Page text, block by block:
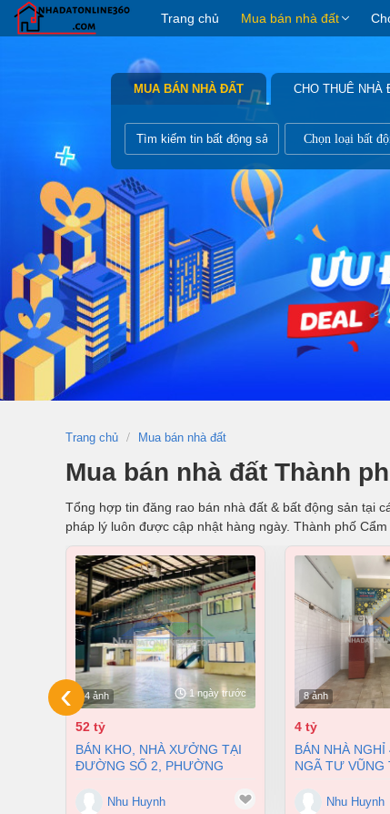
Trang chủ Mua bán nhà đất
MUA BÁN NHÀ ĐẤT CHO THUÊ NHÀ
Trang chủ Mua bán nhà đất
Mua bán nhà đất Thành
Tổng hợp tin đăng rao bán nhà đất & bất động sản tại
pháp lý luôn được cập nhật hàng ngày. Thành phố
4 ảnh 1 ngày trước
52 tỷ
BÁN KHO, NHÀ XƯỞNG TẠI
ĐƯỜNG SỐ 2, PHƯỜNG
BIÊN HÒA, ĐỒNG NAI GIÁ 52
Nhu Huynh
8 ảnh
4 tỷ
BÁN NHÀ NGHỈ 4 LẦU NGAY
NGÃ TƯ VŨNG
ĐỒNG NAI GIÁ
Nhu Huynh
‹